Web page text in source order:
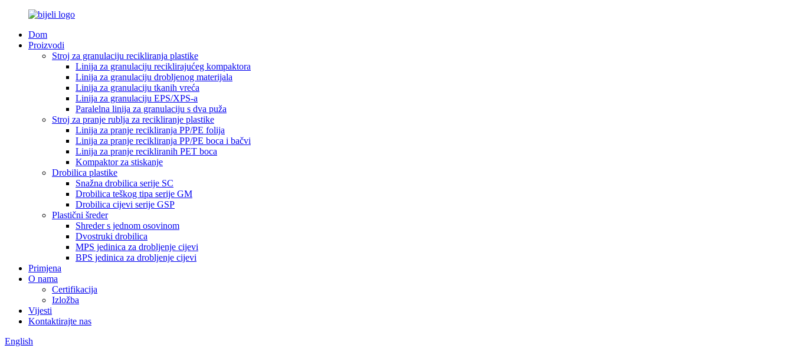
Dom
Proizvodi
Stroj za granulaciju recikliranja plastike
Linija za granulaciju reciklirajućeg kompaktora
Linija za granulaciju drobljenog materijala
Linija za granulaciju tkanih vreća
Linija za granulaciju EPS/XPS-a
Paralelna linija za granulaciju s dva puža
Stroj za pranje rublja za recikliranje plastike
Linija za pranje recikliranja PP/PE folija
Linija za pranje recikliranja PP/PE boca i bačvi
Linija za pranje recikliranih PET boca
Kompaktor za stiskanje
Drobilica plastike
Snažna drobilica serije SC
Drobilica teškog tipa serije GM
Drobilica cijevi serije GSP
Plastični šreder
Shreder s jednom osovinom
Dvostruki drobilica
MPS jedinica za drobljenje cijevi
BPS jedinica za drobljenje cijevi
Primjena
O nama
Certifikacija
Izložba
Vijesti
Kontaktirajte nas
English